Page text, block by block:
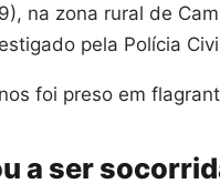
na zona rural de
pela Polícia
foi preso em
a ser